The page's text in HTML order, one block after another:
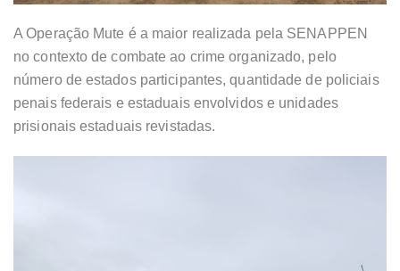
A Operação Mute é a maior realizada pela SENAPPEN
no contexto de combate ao crime organizado, pelo
número de estados participantes, quantidade de policiais
penais federais e estaduais envolvidos e unidades
prisionais estaduais revistadas.